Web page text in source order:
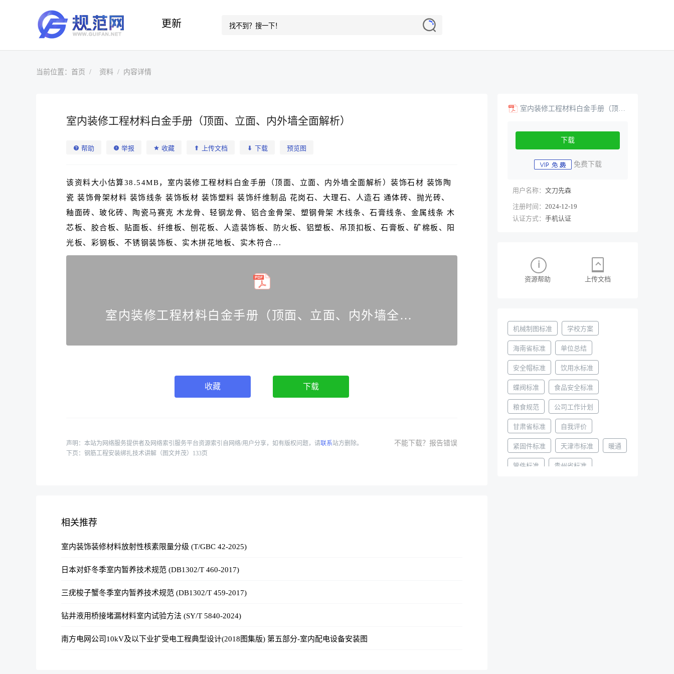
更新
当前位置： 首页 资料 内容详情
室内装修工程材料白金手册（顶面、立面、内外墙全面解析）
帮助 举报 收藏 上传文档 下载 预览图
该资料大小估算38.54MB，室内装修工程材料白金手册（顶面、立面、内外墙全面解析）装饰石材 装饰陶
瓷 装饰骨架材料 装饰线条 装饰板材 装饰塑料 装饰纤维制品 花岗石、大理石、人造石 通体砖、抛光砖、
釉面砖、玻化砖、陶瓷马赛克 木龙骨、轻钢龙骨、铝合金骨架、塑钢骨架 木线条、石膏线条、金属线条 木
芯板、胶合板、贴面板、纤维板、刨花板、人造装饰板、防火板、铝塑板、吊顶扣板、石膏板、矿棉板、阳
光板、彩钢板、不锈钢装饰板、实木拼花地板、实木符合...
室内装修工程材料白金手册（顶面、立面、内外墙全面解析）
收藏 下载
声明：本站为网络服务提供者及网络索引服务平台资源索引自网络/用户分享，如有版权问题，请联系站方删除。 不能下载？报告错误
下页： 钢筋工程安装绑扎技术讲解（图文并茂）133页
相关推荐
室内装饰装修材料放射性核素限量分级 (T/GBC 42-2025)
日本对虾冬季室内暂养技术规范 (DB1302/T 460-2017)
三疣梭子蟹冬季室内暂养技术规范 (DB1302/T 459-2017)
钻井液用桥接堵漏材料室内试验方法 (SY/T 5840-2024)
南方电网公司10kV及以下业扩受电工程典型设计(2018图集版) 第五部分-室内配电设备安装图
室内装修工程材料白金手册（顶面、立面、内外墙全面解析）
下载
免费下载
用户名称： 文刀先森
注册时间： 2024-12-19
认证方式： 手机认证
资源帮助 上传文档
机械制图标准 学校方案
海南省标准 单位总结
安全帽标准 饮用水标准
蝶阀标准 食品安全标准
粮食规范 公司工作计划
甘肃省标准 自我评价
紧固件标准 天津市标准 暖通
管件标准 贵州省标准